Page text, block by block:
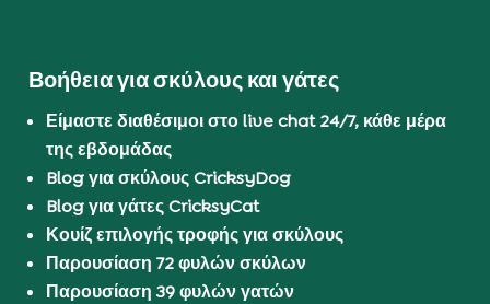
Βοήθεια για σκύλους και γάτες
Είμαστε διαθέσιμοι στο live chat 24/7, κάθε μέρα
της εβδομάδας
Blog για σκύλους CricksyDog
Blog για γάτες CricksyCat
Κουίζ επιλογής τροφής για σκύλους
Παρουσίαση 72 φυλών σκύλων
Παρουσίαση 39 φυλών γατών